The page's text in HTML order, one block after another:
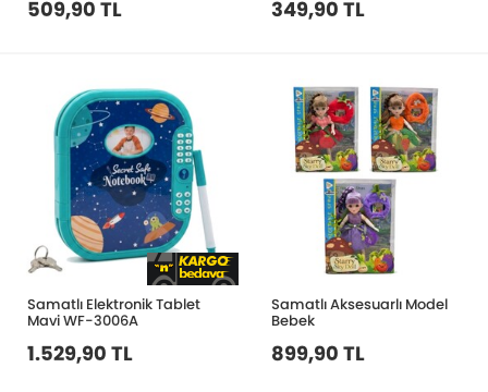
509,90 TL 349,90 TL
Samatlı Elektronik Tablet
Mavi WF-3006A
1.529,90 TL
Samatlı Aksesuarlı Model
Bebek
899,90 TL